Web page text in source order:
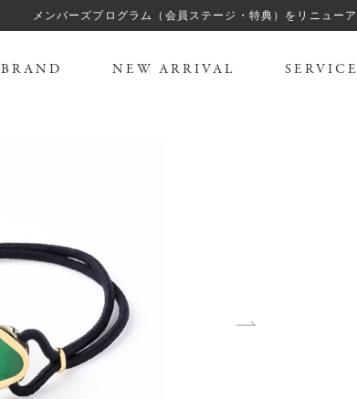
メンバーズプログラム（会員ステージ・特典）をリニューア
BRAND NEW ARRIVAL SERVICE